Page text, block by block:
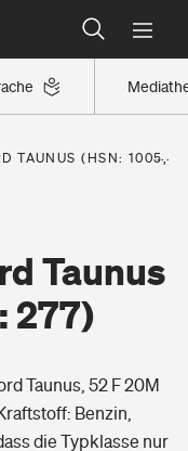
TAUNUS (HSN: 1005,
Taunus
277)
Taunus, 52 F 20M
Benzin,
die Typklasse nur